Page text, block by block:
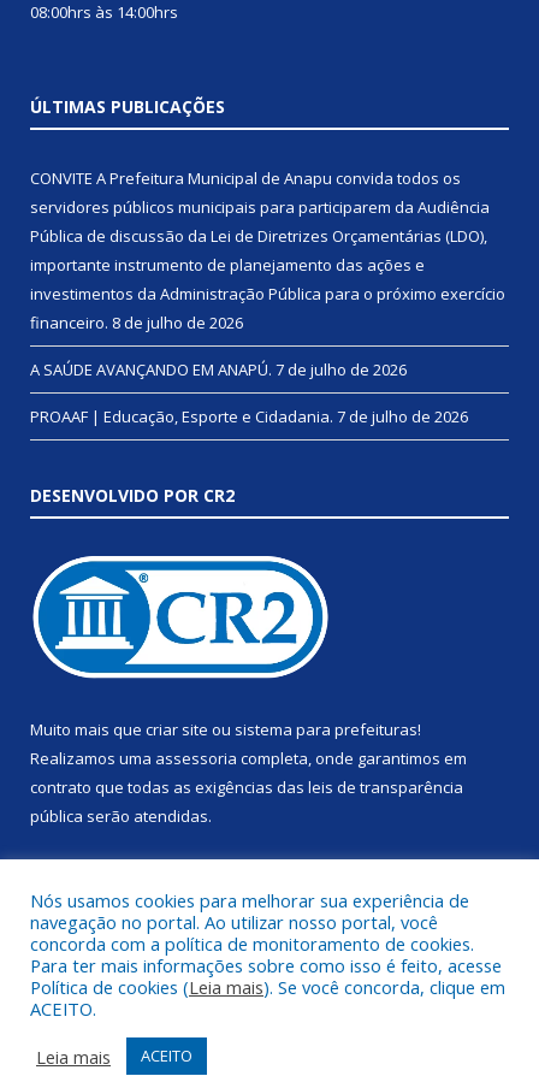
08:00hrs às 14:00hrs
ÚLTIMAS PUBLICAÇÕES
CONVITE A Prefeitura Municipal de Anapu convida todos os
servidores públicos municipais para participarem da Audiência
Pública de discussão da Lei de Diretrizes Orçamentárias (LDO),
importante instrumento de planejamento das ações e
investimentos da Administração Pública para o próximo exercício
financeiro. 8 de julho de 2026
A SAÚDE AVANÇANDO EM ANAPÚ. 7 de julho de 2026
PROAAF | Educação, Esporte e Cidadania. 7 de julho de 2026
DESENVOLVIDO POR CR2
Muito mais que criar site ou sistema para prefeituras!
Realizamos uma assessoria completa, onde garantimos em
contrato que todas as exigências das leis de transparência
pública serão atendidas.
Todos os direitos reservados a Prefeitura Municipal de Anapu.
Mapa do Site
Acessar Área Administrativa
Nós usamos cookies para melhorar sua experiência de
navegação no portal. Ao utilizar nosso portal, você
concorda com a política de monitoramento de cookies.
Para ter mais informações sobre como isso é feito, acesse
Política de cookies (Leia mais). Se você concorda, clique em
ACEITO.
Leia mais
ACEITO